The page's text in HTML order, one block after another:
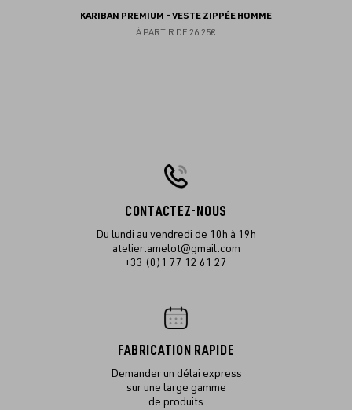
KARIBAN PREMIUM - VESTE ZIPPÉE HOMME
À PARTIR DE 26.25€
CONTACTEZ-NOUS
Du lundi au vendredi de 10h à 19h
atelier.amelot@gmail.com
+33 (0)1 77 12 61 27
FABRICATION RAPIDE
Demander un délai express
sur une large gamme
de produits